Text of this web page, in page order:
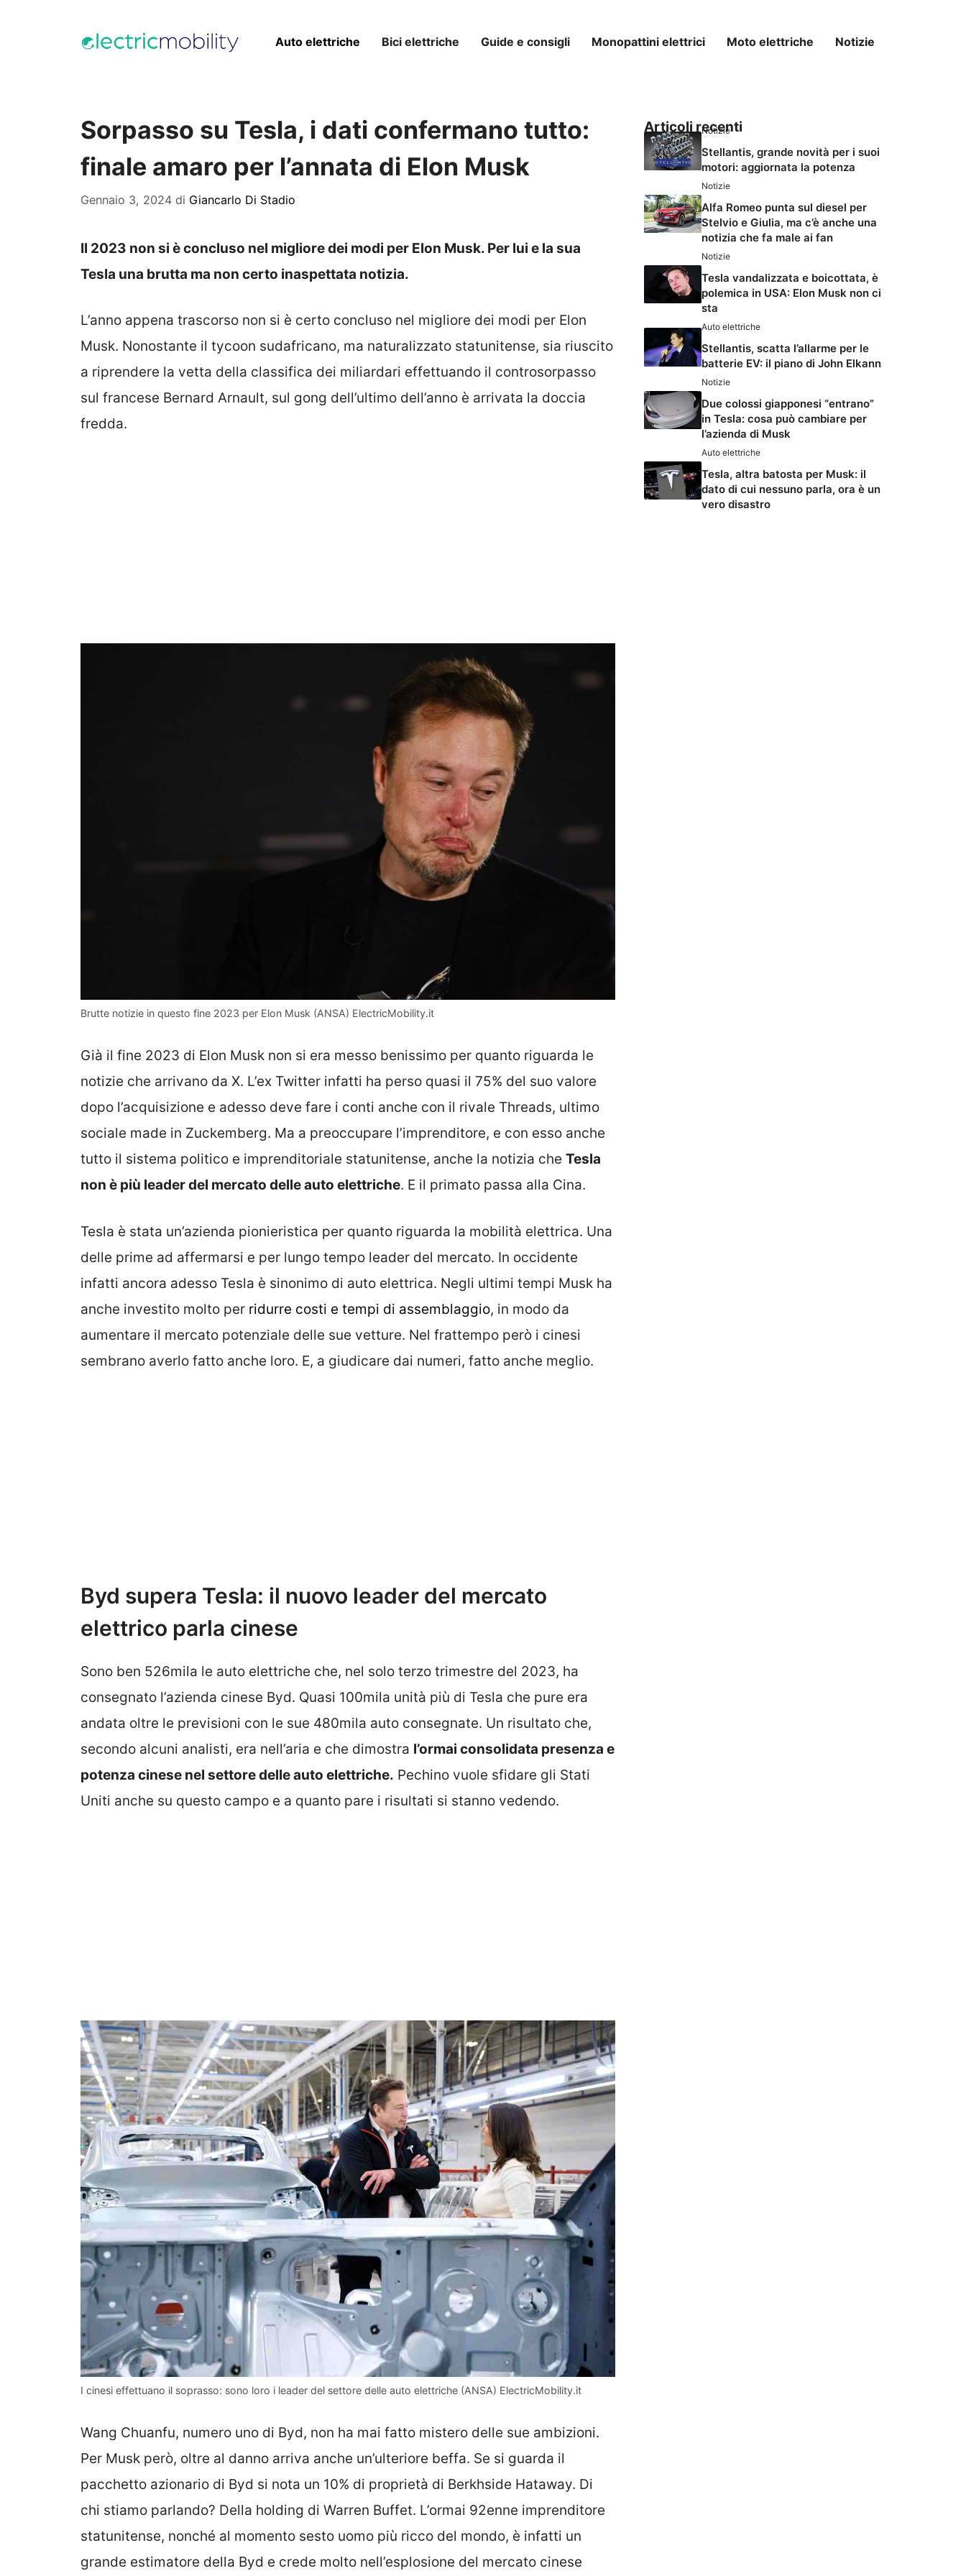
Auto elettriche Bici elettriche Guide e consigli Monopattini elettrici Moto elettriche Notizie
Sorpasso su Tesla, i dati confermano tutto:
finale amaro per l’annata di Elon Musk
Gennaio 3, 2024 di Giancarlo Di Stadio
Il 2023 non si è concluso nel migliore dei modi per Elon Musk. Per lui e la sua
Tesla una brutta ma non certo inaspettata notizia.
L’anno appena trascorso non si è certo concluso nel migliore dei modi per Elon
Musk. Nonostante il tycoon sudafricano, ma naturalizzato statunitense, sia riuscito
a riprendere la vetta della classifica dei miliardari effettuando il controsorpasso
sul francese Bernard Arnault, sul gong dell’ultimo dell’anno è arrivata la doccia
fredda.
Brutte notizie in questo fine 2023 per Elon Musk (ANSA) ElectricMobility.it
Già il fine 2023 di Elon Musk non si era messo benissimo per quanto riguarda le
notizie che arrivano da X. L’ex Twitter infatti ha perso quasi il 75% del suo valore
dopo l’acquisizione e adesso deve fare i conti anche con il rivale Threads, ultimo
sociale made in Zuckemberg. Ma a preoccupare l’imprenditore, e con esso anche
tutto il sistema politico e imprenditoriale statunitense, anche la notizia che Tesla
non è più leader del mercato delle auto elettriche. E il primato passa alla Cina.
Tesla è stata un’azienda pionieristica per quanto riguarda la mobilità elettrica. Una
delle prime ad affermarsi e per lungo tempo leader del mercato. In occidente
infatti ancora adesso Tesla è sinonimo di auto elettrica. Negli ultimi tempi Musk ha
anche investito molto per ridurre costi e tempi di assemblaggio, in modo da
aumentare il mercato potenziale delle sue vetture. Nel frattempo però i cinesi
sembrano averlo fatto anche loro. E, a giudicare dai numeri, fatto anche meglio.
Byd supera Tesla: il nuovo leader del mercato
elettrico parla cinese
Sono ben 526mila le auto elettriche che, nel solo terzo trimestre del 2023, ha
consegnato l’azienda cinese Byd. Quasi 100mila unità più di Tesla che pure era
andata oltre le previsioni con le sue 480mila auto consegnate. Un risultato che,
secondo alcuni analisti, era nell’aria e che dimostra l’ormai consolidata presenza e
potenza cinese nel settore delle auto elettriche. Pechino vuole sfidare gli Stati
Uniti anche su questo campo e a quanto pare i risultati si stanno vedendo.
I cinesi effettuano il soprasso: sono loro i leader del settore delle auto elettriche (ANSA) ElectricMobility.it
Wang Chuanfu, numero uno di Byd, non ha mai fatto mistero delle sue ambizioni.
Per Musk però, oltre al danno arriva anche un’ulteriore beffa. Se si guarda il
pacchetto azionario di Byd si nota un 10% di proprietà di Berkhside Hataway. Di
chi stiamo parlando? Della holding di Warren Buffet. L’ormai 92enne imprenditore
statunitense, nonché al momento sesto uomo più ricco del mondo, è infatti un
grande estimatore della Byd e crede molto nell’esplosione del mercato cinese
Articoli recenti
Notizie
Stellantis, grande novità per i suoi
motori: aggiornata la potenza
Notizie
Alfa Romeo punta sul diesel per
Stelvio e Giulia, ma c’è anche una
notizia che fa male ai fan
Notizie
Tesla vandalizzata e boicottata, è
polemica in USA: Elon Musk non ci
sta
Auto elettriche
Stellantis, scatta l’allarme per le
batterie EV: il piano di John Elkann
Notizie
Due colossi giapponesi “entrano”
in Tesla: cosa può cambiare per
l’azienda di Musk
Auto elettriche
Tesla, altra batosta per Musk: il
dato di cui nessuno parla, ora è un
vero disastro